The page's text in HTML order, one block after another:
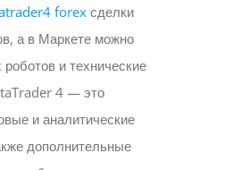
forex сделки
а в Маркете можно
роботов и технические
4 — это
и аналитические
дополнительные